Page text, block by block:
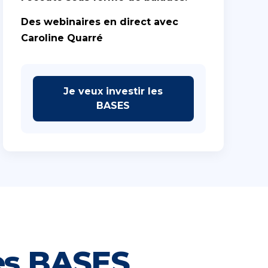
Des webinaires en direct avec
Caroline Quarré
Je veux investir les
BASES